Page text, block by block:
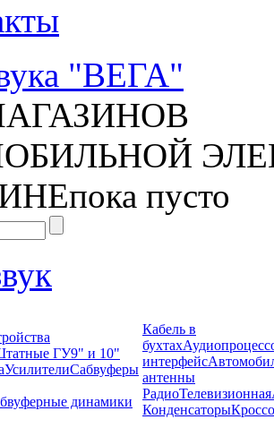
"ВЕГА"
пока пусто
ГУ9" и 10"
УсилителиСабвуферы
динамики
Кабель в
бухтах
интерфейс
антенны
РадиоТелевизионная
Конденсаторы